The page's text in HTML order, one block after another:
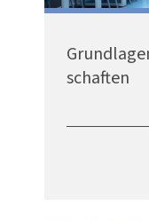
schaften